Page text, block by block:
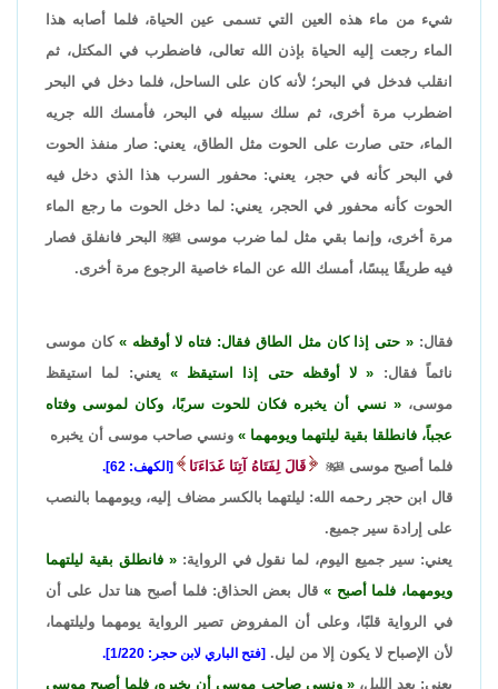
شيء من ماء هذه العين التي تسمى عين الحياة، فلما أصابه هذا
الماء رجعت إليه الحياة بإذن الله تعالى، فاضطرب في المكتل، ثم
انقلب فدخل في البحر؛ لأنه كان على الساحل، فلما دخل في البحر
اضطرب مرة أخرى، ثم سلك سبيله في البحر، فأمسك الله جريه
الماء، حتى صارت على الحوت مثل الطاق، يعني: صار منفذ الحوت
في البحر كأنه في حجر، يعني: محفور السرب هذا الذي دخل فيه
الحوت كأنه محفور في الحجر، يعني: لما دخل الحوت ما رجع الماء
مرة أخرى، وإنما بقي مثل لما ضرب موسى البحر فانفلق فصار
فيه طريقًا يبسًا، أمسك الله عن الماء خاصية الرجوع مرة أخرى.
فقال: حتى إذا كان مثل الطاق فقال: فتاه لا أوقظه
كان موسى
نائماً فقال:
لا أوقظه حتى إذا استيقظ
يعني: لما استيقظ
موسى،
نسي أن يخبره فكان للحوت سربًا، وكان لموسى وفتاه
عجباً، فانطلقا بقية ليلتهما ويومهما
ونسي صاحب موسى أن يخبره
فلما أصبح موسى  قَالَ لِفَتَاهُ آتِنَا غَدَاءَنَا [الكهف: 62].
قال ابن حجر رحمه الله: ليلتهما بالكسر مضاف إليه، ويومهما بالنصب
على إرادة سير جميع.
يعني: سير جميع اليوم، لما نقول في الرواية:
فانطلق بقية ليلتهما
ويومهما، فلما أصبح
قال بعض الحذاق: فلما أصبح هنا تدل على أن
في الرواية قلبًا، وعلى أن المفروض تصير الرواية يومهما وليلتهما،
لأن الإصباح لا يكون إلا من ليل. [فتح الباري لابن حجر: 1/220].
يعني: بعد الليل، ونسي صاحب موسى أن يخبره، فلما أصبح موسى